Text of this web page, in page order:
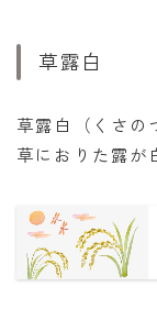
草露白
草露白（くさの
草におりた露が